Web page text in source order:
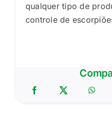
qualquer tipo de
controle de